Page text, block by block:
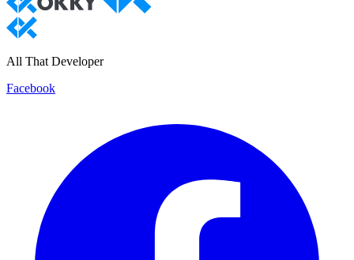
All That Developer
Facebook